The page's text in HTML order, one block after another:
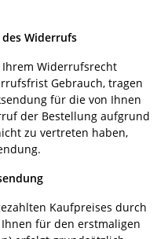
Widerrufs
Ihrem Widerrufsrecht
Gebrauch, tragen
für die von Ihnen
der Bestellung aufgrund
zu vertreten haben,
Kaufpreises durch
für den erstmaligen